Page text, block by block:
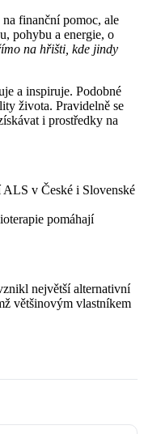
finanční pomoc, ale
pohybu a energie, o
na hřišti, kde jindy
a inspiruje. Podobné
života. Pravidelně se
i prostředky na
ALS v České i Slovenské
pomáhají
největší alternativní
většinovým vlastníkem